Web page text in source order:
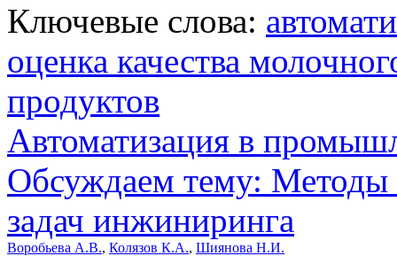
Ключевые слова:
оценка качества
продуктов
Автоматизация в
Обсуждаем тему: Методы
задач инжиниринга
Воробьева А.В., Колязов К.А., Шиянова Н.И.